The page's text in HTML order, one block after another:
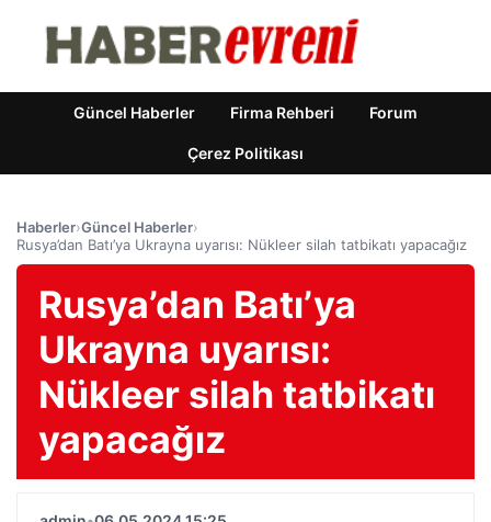
Güncel Haberler Firma Rehberi Forum
Çerez Politikası
Haberler›Güncel Haberler›
Rusya’dan Batı’ya Ukrayna uyarısı: Nükleer silah tatbikatı yapacağız
Rusya’dan Batı’ya
Ukrayna uyarısı:
Nükleer silah tatbikatı
yapacağız